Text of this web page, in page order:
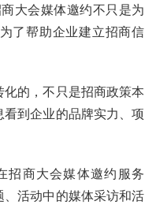
大会媒体邀约不只是为
了帮助企业建立招商信
的，不只是招商政策本
到企业的品牌实力、项
招商大会媒体邀约服务
活动中的媒体采访和活